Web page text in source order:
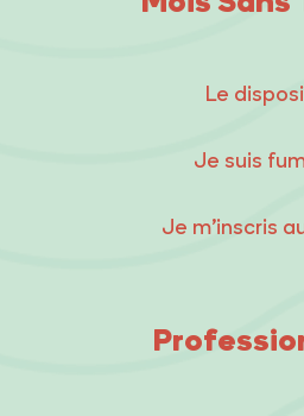
Le
Je suis
Je m’inscris